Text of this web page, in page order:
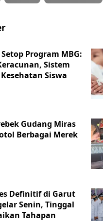
Program MBG:
Sistem
Siswa
Gudang Miras
Berbagai Merek
Definitif di Garut
Senin, Tinggal
Tahapan